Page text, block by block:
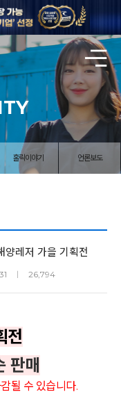
홀릭이야기 언론보도
양레저 가을 기획전
ㅣ 26,794
전
판매
될 수 있습니다.